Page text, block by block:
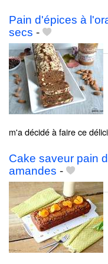
Pain d'épices à
secs -
m'a décidé à faire ce
Cake saveur pain
amandes -